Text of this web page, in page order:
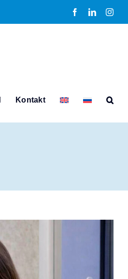
FacebookLinkedIn
Kontakt